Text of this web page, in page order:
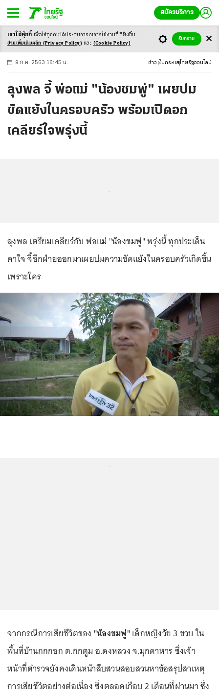
สมัครบริการ
-ก ก ก+
9 ก.ค. 2563 16:45 น. ข่าว ในกระแส ไทยรัฐออนไลน์
ลุงพล จี้ พ่อแม่ "น้องชมพู่" เผยปม
ขัดแย้งในครอบครัว พร้อมเปิดอก
เคลียร์ใจพรุ่งนี้
ลุงพล เตรียมเคลียร์กับ พ่อแม่ "น้องชมพู่" พรุ่งนี้ ทุกประเด็น
คาใจ จี้อีกฝ่ายออกมาเผยปมความขัดแย้งในครอบครัวเกิดขึ้น
เพราะใคร
จากกรณีการเสียชีวิตของ "น้องชมพู่"เด็กหญิงวัย 3 ขวบ ใน
พื้นที่บ้านกกกอก ต.กกตูม อ.ดงหลวง จ.มุกดาหาร ซึ่งเจ้า
หน้าที่ตำรวจยังคงเดินหน้าสืบสวนสอบสวนหาข้อสรุปสาเหตุ
การเสียชีวิตอย่างต่อเนื่อง ซึ่งตลอดเกือบ 2 เดือนที่ผ่านมา ซึ่ง
เราใช้คุ้กกี้ เพื่อให้ทุกคนได้ประสบการณ์การใช้งานที่ดียิ่งขึ้น
อ่านเพิ่มเติมคลิก (Privacy Policy) และ (Cookie Policy)
รับทราบ